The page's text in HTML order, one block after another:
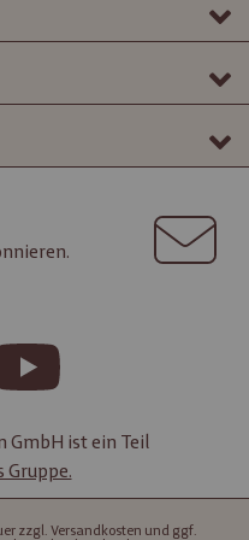
GmbH ist ein Teil
Gruppe.
zzgl. Versandkosten und ggf.